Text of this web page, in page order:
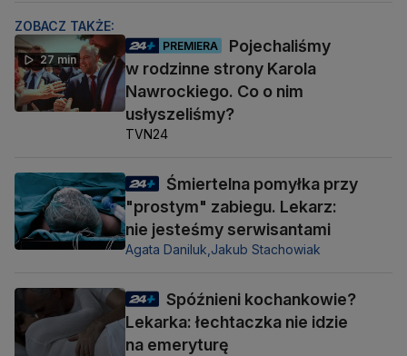
ZOBACZ TAKŻE:
27 min
PREMIERA
Pojechaliśmy
w rodzinne strony Karola
Nawrockiego. Co o nim
usłyszeliśmy?
TVN24
Śmiertelna pomyłka przy
"prostym" zabiegu. Lekarz:
nie jesteśmy serwisantami
Agata Daniluk, Jakub Stachowiak
Spóźnieni kochankowie?
Lekarka: łechtaczka nie idzie
na emeryturę